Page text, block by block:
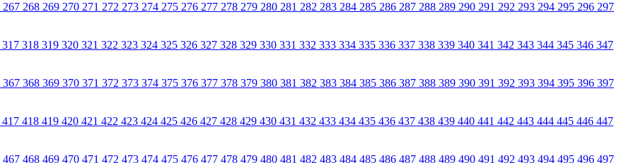
267 268 269 270 271 272 273 274 275 276 277 278 279 280 281 282 283 284 285 286 287 288 289 290 291 292 293 294 295 296 297
317 318 319 320 321 322 323 324 325 326 327 328 329 330 331 332 333 334 335 336 337 338 339 340 341 342 343 344 345 346 347
367 368 369 370 371 372 373 374 375 376 377 378 379 380 381 382 383 384 385 386 387 388 389 390 391 392 393 394 395 396 397
417 418 419 420 421 422 423 424 425 426 427 428 429 430 431 432 433 434 435 436 437 438 439 440 441 442 443 444 445 446 447
467 468 469 470 471 472 473 474 475 476 477 478 479 480 481 482 483 484 485 486 487 488 489 490 491 492 493 494 495 496 497